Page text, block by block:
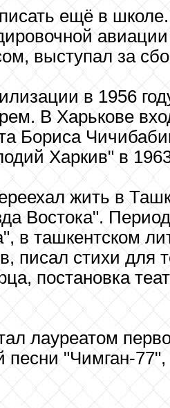
ещё в
выступал за
в 1956
В Харькове
Бориса
Харкив" в 1963
жить в
Востока".
в ташкентском
писал стихи для
постановка
лауреатом
песни "Чимган-